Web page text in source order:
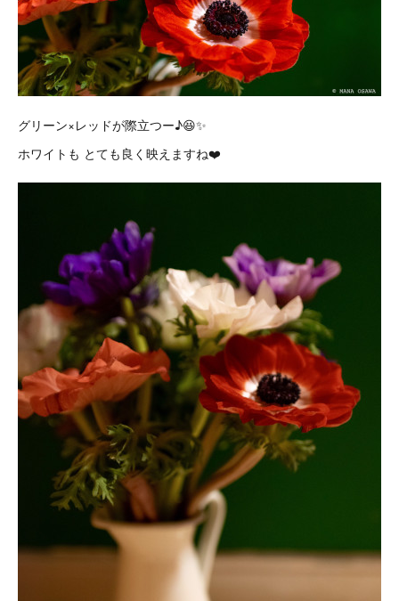
グリーン×レッドが際立つー♪😆✨
ホワイトも とても良く映えますね❤️